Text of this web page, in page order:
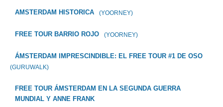
AMSTERDAM HISTORICA (YOORNEY)
FREE TOUR BARRIO ROJO (YOORNEY)
ÁMSTERDAM IMPRESCINDIBLE: EL FREE TOUR #1 DE OSO
(GURUWALK)
FREE TOUR ÁMSTERDAM EN LA SEGUNDA GUERRA
MUNDIAL Y ANNE FRANK